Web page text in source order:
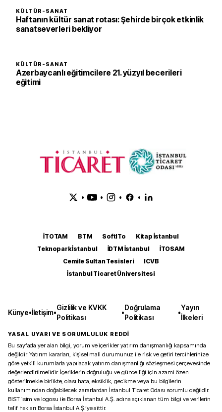
KÜLTÜR-SANAT
Haftanın kültür sanat rotası: Şehirde birçok etkinlik
sanatseverleri bekliyor
KÜLTÜR-SANAT
Azerbaycanlı eğitimcilere 21. yüzyıl becerileri
eğitimi
• • • •
İTOTAM BTM SoftITo
Kitap İstanbul
Teknopark İstanbul
İDTM İstanbul
İTOSAM
Cemile Sultan Tesisleri
ICVB
İstanbul Ticaret Üniversitesi
Künye•İletişim•
Gizlilik ve KVKK
Politikası
•
Doğrulama
Politikası
•
Yayın
İlkeleri
YASAL UYARI VE SORUMLULUK REDDİ
Bu sayfada yer alan bilgi, yorum ve içerikler yatırım danışmanlığı kapsamında
değildir. Yatırım kararları, kişisel mali durumunuz ile risk ve getiri tercihlerinize
göre yetkili kurumlarla yapılacak yatırım danışmanlığı sözleşmesi çerçevesinde
değerlendirilmelidir. İçeriklerin doğruluğu ve güncelliği için azami özen
gösterilmekle birlikte, olası hata, eksiklik, gecikme veya bu bilgilerin
kullanımından doğabilecek zararlardan İstanbul Ticaret Odası sorumlu değildir.
BIST isim ve logosu ile Borsa İstanbul A.Ş. adına açıklanan tüm bilgi ve verilerin
telif hakları Borsa İstanbul A.Ş.’ye aittir.